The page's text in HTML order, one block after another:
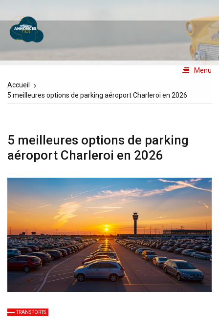
contenu
Annoncesno1
Les annonces N°1
Menu
Accueil
5 meilleures options de parking aéroport Charleroi en 2026
5 meilleures options de parking
aéroport Charleroi en 2026
TRANSPORTS